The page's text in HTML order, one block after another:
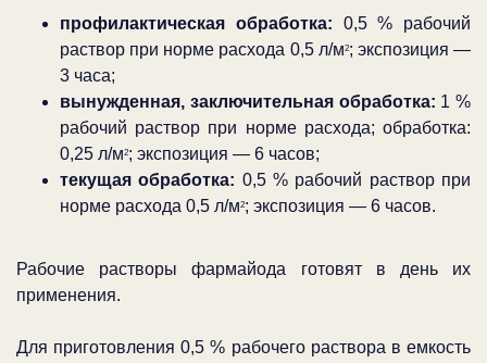
профилактическая обработка: 0,5 % рабочий
раствор при норме расхода 0,5 л/м2; экспозиция —
3 часа;
вынужденная, заключительная обработка: 1 %
рабочий раствор при норме расхода; обработка:
0,25 л/м2; экспозиция — 6 часов;
текущая обработка: 0,5 % рабочий раствор при
норме расхода 0,5 л/м2; экспозиция — 6 часов.
Рабочие растворы фармайода готовят в день их
применения.
Для приготовления 0,5 % рабочего раствора в емкость